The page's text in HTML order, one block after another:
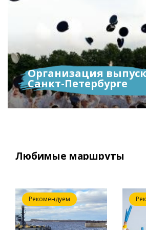
Организация
Санкт-Петербурге
Любимые маршруты
Рекомендуем